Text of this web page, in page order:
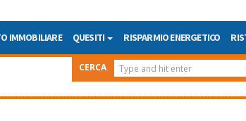
IMMOBILIARE QUESITI RISPARMIO ENERGETICO
CERCA